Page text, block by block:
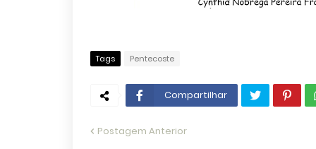
Tags Pentecoste
Compartilhar
Postagem Anterior